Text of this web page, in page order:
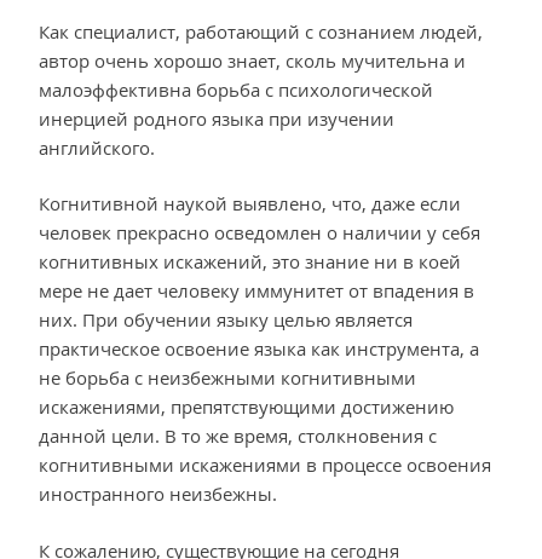
Как специалист, работающий с сознанием людей,
автор очень хорошо знает, сколь мучительна и
малоэффективна борьба с психологической
инерцией родного языка при изучении
английского.
Когнитивной наукой выявлено, что, даже если
человек прекрасно осведомлен о наличии у себя
когнитивных искажений, это знание ни в коей
мере не дает человеку иммунитет от впадения в
них. При обучении языку целью является
практическое освоение языка как инструмента, а
не борьба с неизбежными когнитивными
искажениями, препятствующими достижению
данной цели. В то же время, столкновения с
когнитивными искажениями в процессе освоения
иностранного неизбежны.
К сожалению, существующие на сегодня